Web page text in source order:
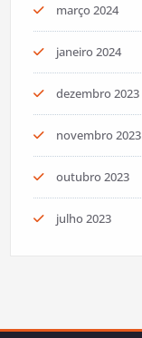
março 2024
janeiro 2024
dezembro 2023
novembro 2023
outubro 2023
julho 2023